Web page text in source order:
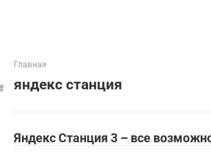
Главная
яндекс станция
Яндекс Станция 3 – все